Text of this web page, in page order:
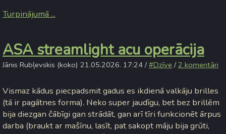
Turpinājumā ...
ASA streamlight acu operācija
Jānis Rubļevskis (koko) 21.05.2026. 17:24 /#Dzīve /2 komentāri
Vismaz kādus piecpadsmit gadus es ikdienā valkāju brilles
(tā ir pagātnes forma). Neko super jaudīgu, bet bez brillēm
bija diezgan čābīgi gan strādāt, gan arī tīri funkcionēt ārpus
darba (braukt ar mašīnu, lasīt, pat sakopt māju bija grūti,